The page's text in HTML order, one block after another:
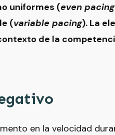
uniformes (even pacing
(variable pacing). La
de la
en la velocidad